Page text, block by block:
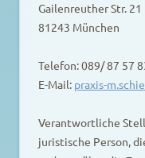
Gailenreuther Str. 21
81243 München
Telefon: 089/ 87 57
E-Mail: praxis-
Verantwortliche
juristische Person,